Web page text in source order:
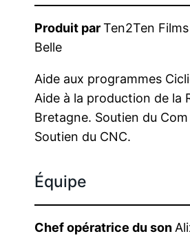
Produit parTen2Ten
Belle
Aide aux programmes
Aide à la production de la
Bretagne. Soutien du
Soutien du CNC.
Équipe
Chef opératrice du son